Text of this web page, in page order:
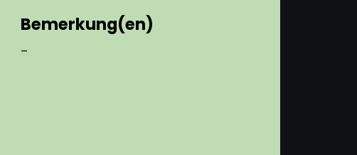
Bemerkung(en)
–